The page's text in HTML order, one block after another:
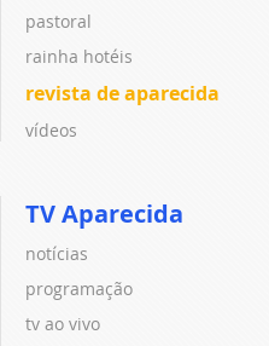
pastoral
rainha hotéis
revista de aparecida
vídeos
TV Aparecida
notícias
programação
tv ao vivo